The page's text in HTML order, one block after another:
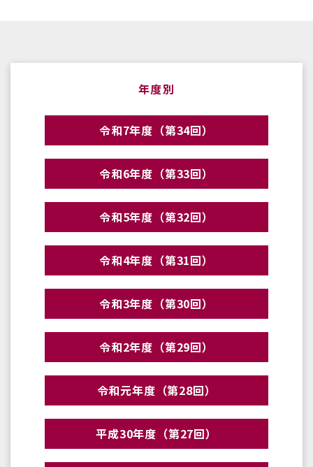
年度別
令和7年度（第34回）
令和6年度（第33回）
令和5年度（第32回）
令和4年度（第31回）
令和3年度（第30回）
令和2年度（第29回）
令和元年度（第28回）
平成30年度（第27回）